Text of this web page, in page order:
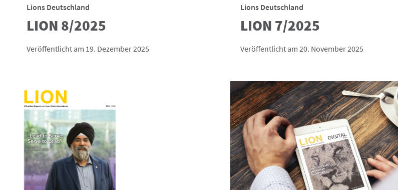
Lions Deutschland
LION 8/2025
Veröffentlicht am 19. Dezember 2025
Lions Deutschland
LION 7/2025
Veröffentlicht am 20. November 2025